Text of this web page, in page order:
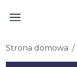
Strona domowa